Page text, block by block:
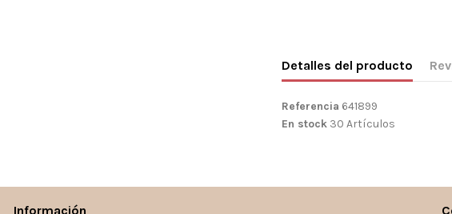
Detalles del producto
Referencia 641899
En stock 30 Artículos
Información